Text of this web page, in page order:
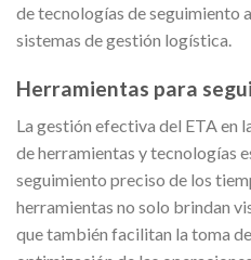
de tecnologías de seguimiento
sistemas de gestión logística.
Herramientas para
La gestión efectiva del ETA en
de herramientas y tecnologías
seguimiento preciso de los
herramientas no solo brindan
que también facilitan la toma